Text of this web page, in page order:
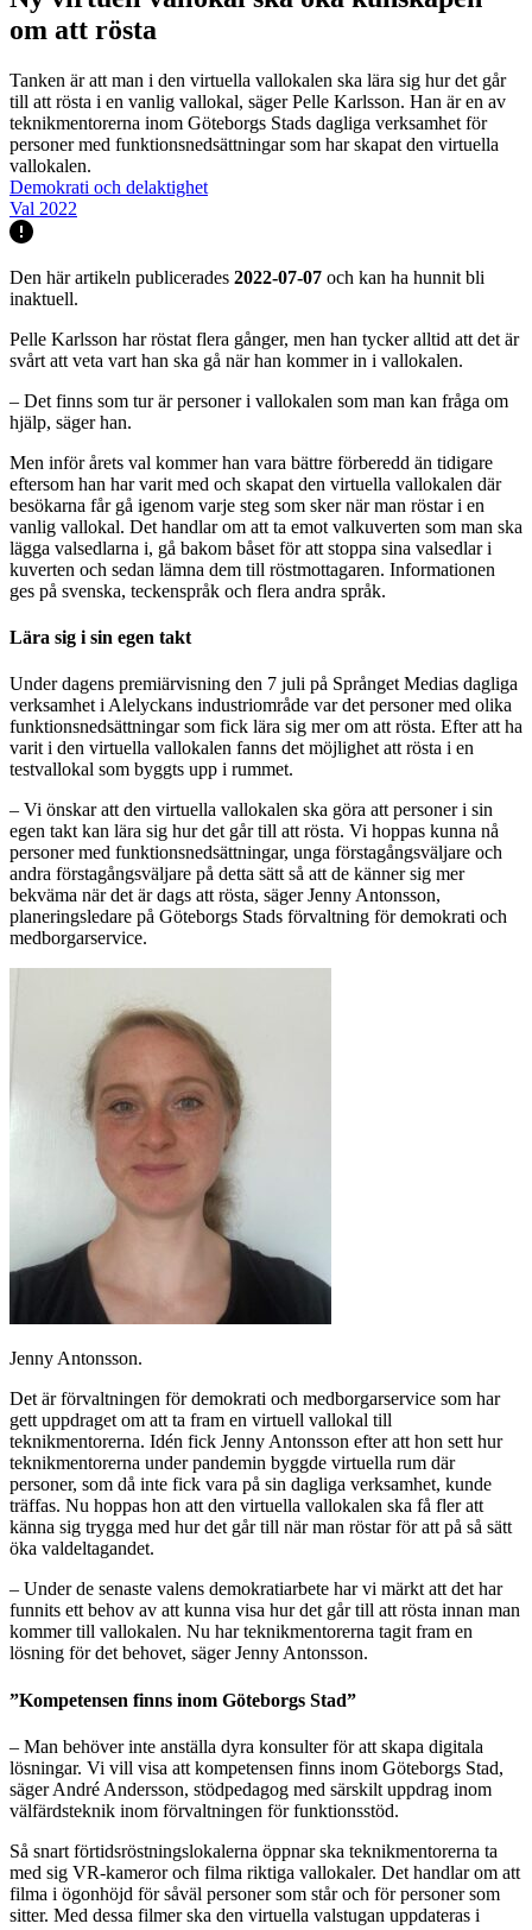
om att rösta
Tanken är att man i den virtuella vallokalen ska lära sig hur det går
till att rösta i en vanlig vallokal, säger Pelle Karlsson. Han är en av
teknikmentorerna inom Göteborgs Stads dagliga verksamhet för
personer med funktionsnedsättningar som har skapat den virtuella
vallokalen.
Demokrati och delaktighet
Val 2022
Den här artikeln publicerades 2022-07-07 och kan ha hunnit bli
inaktuell.
Pelle Karlsson har röstat flera gånger, men han tycker alltid att det är
svårt att veta vart han ska gå när han kommer in i vallokalen.
– Det finns som tur är personer i vallokalen som man kan fråga om
hjälp, säger han.
Men inför årets val kommer han vara bättre förberedd än tidigare
eftersom han har varit med och skapat den virtuella vallokalen där
besökarna får gå igenom varje steg som sker när man röstar i en
vanlig vallokal. Det handlar om att ta emot valkuverten som man ska
lägga valsedlarna i, gå bakom båset för att stoppa sina valsedlar i
kuverten och sedan lämna dem till röstmottagaren. Informationen
ges på svenska, teckenspråk och flera andra språk.
Lära sig i sin egen takt
Under dagens premiärvisning den 7 juli på Språnget Medias dagliga
verksamhet i Alelyckans industriområde var det personer med olika
funktionsnedsättningar som fick lära sig mer om att rösta. Efter att ha
varit i den virtuella vallokalen fanns det möjlighet att rösta i en
testvallokal som byggts upp i rummet.
– Vi önskar att den virtuella vallokalen ska göra att personer i sin
egen takt kan lära sig hur det går till att rösta. Vi hoppas kunna nå
personer med funktionsnedsättningar, unga förstagångsväljare och
andra förstagångsväljare på detta sätt så att de känner sig mer
bekväma när det är dags att rösta, säger Jenny Antonsson,
planeringsledare på Göteborgs Stads förvaltning för demokrati och
medborgarservice.
Jenny Antonsson.
Det är förvaltningen för demokrati och medborgarservice som har
gett uppdraget om att ta fram en virtuell vallokal till
teknikmentorerna. Idén fick Jenny Antonsson efter att hon sett hur
teknikmentorerna under pandemin byggde virtuella rum där
personer, som då inte fick vara på sin dagliga verksamhet, kunde
träffas. Nu hoppas hon att den virtuella vallokalen ska få fler att
känna sig trygga med hur det går till när man röstar för att på så sätt
öka valdeltagandet.
– Under de senaste valens demokratiarbete har vi märkt att det har
funnits ett behov av att kunna visa hur det går till att rösta innan man
kommer till vallokalen. Nu har teknikmentorerna tagit fram en
lösning för det behovet, säger Jenny Antonsson.
”Kompetensen finns inom Göteborgs Stad”
– Man behöver inte anställa dyra konsulter för att skapa digitala
lösningar. Vi vill visa att kompetensen finns inom Göteborgs Stad,
säger André Andersson, stödpedagog med särskilt uppdrag inom
välfärdsteknik inom förvaltningen för funktionsstöd.
Så snart förtidsröstningslokalerna öppnar ska teknikmentorerna ta
med sig VR-kameror och filma riktiga vallokaler. Det handlar om att
filma i ögonhöjd för såväl personer som står och för personer som
sitter. Med dessa filmer ska den virtuella valstugan uppdateras i